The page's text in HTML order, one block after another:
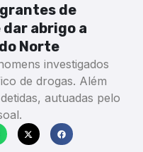
de
abrigo a
Norte
investigados
de drogas. Além
autuadas pelo